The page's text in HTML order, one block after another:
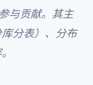
与贡献。其主
分表）、分布